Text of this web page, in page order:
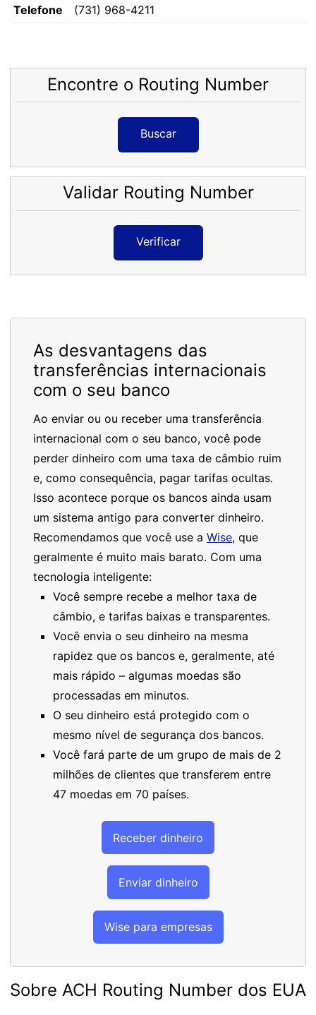
Telefone
(731) 968-4211
Encontre o Routing Number
Buscar
Validar Routing Number
Verificar
As desvantagens das
transferências internacionais
com o seu banco
Ao enviar ou ou receber uma transferência
internacional com o seu banco, você pode
perder dinheiro com uma taxa de câmbio ruim
e, como consequência, pagar tarifas ocultas.
Isso acontece porque os bancos ainda usam
um sistema antigo para converter dinheiro.
Recomendamos que você use a Wise, que
geralmente é muito mais barato. Com uma
tecnologia inteligente:
Você sempre recebe a melhor taxa de
câmbio, e tarifas baixas e transparentes.
Você envia o seu dinheiro na mesma
rapidez que os bancos e, geralmente, até
mais rápido – algumas moedas são
processadas em minutos.
O seu dinheiro está protegido com o
mesmo nível de segurança dos bancos.
Você fará parte de um grupo de mais de 2
milhões de clientes que transferem entre
47 moedas em 70 países.
Receber dinheiro
Enviar dinheiro
Wise para empresas
Sobre ACH Routing Number dos EUA